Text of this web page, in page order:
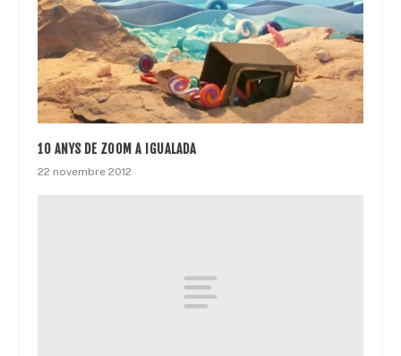
10 ANYS DE ZOOM A IGUALADA
22 novembre 2012